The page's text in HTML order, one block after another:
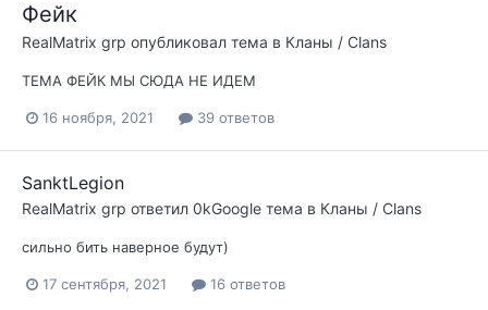
Фейк
RealMatrix grp опубликовал тема в Кланы / Clans
ТЕМА ФЕЙК МЫ СЮДА НЕ ИДЕМ
16 ноября, 2021 39 ответов
SanktLegion
RealMatrix grp ответил 0kGoogle тема в Кланы / Clans
сильно бить наверное будут)
17 сентября, 2021 16 ответов